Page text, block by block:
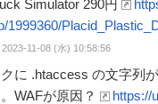
Simulator 290円
1999360/
2023-11-08 (水) 10:58:56
に .htaccess の文字列
WAFが原因？
https://